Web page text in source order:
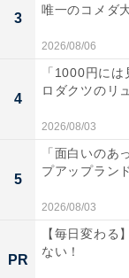
※プランにより時
あわせて読みたい
3
唯一のコメダ
2026/08/06
4
「1000円に
ロダクツのリ
2026/08/03
5
「面白いのあ
プアップラン
2026/08/03
PR
【毎日変わる
ない！